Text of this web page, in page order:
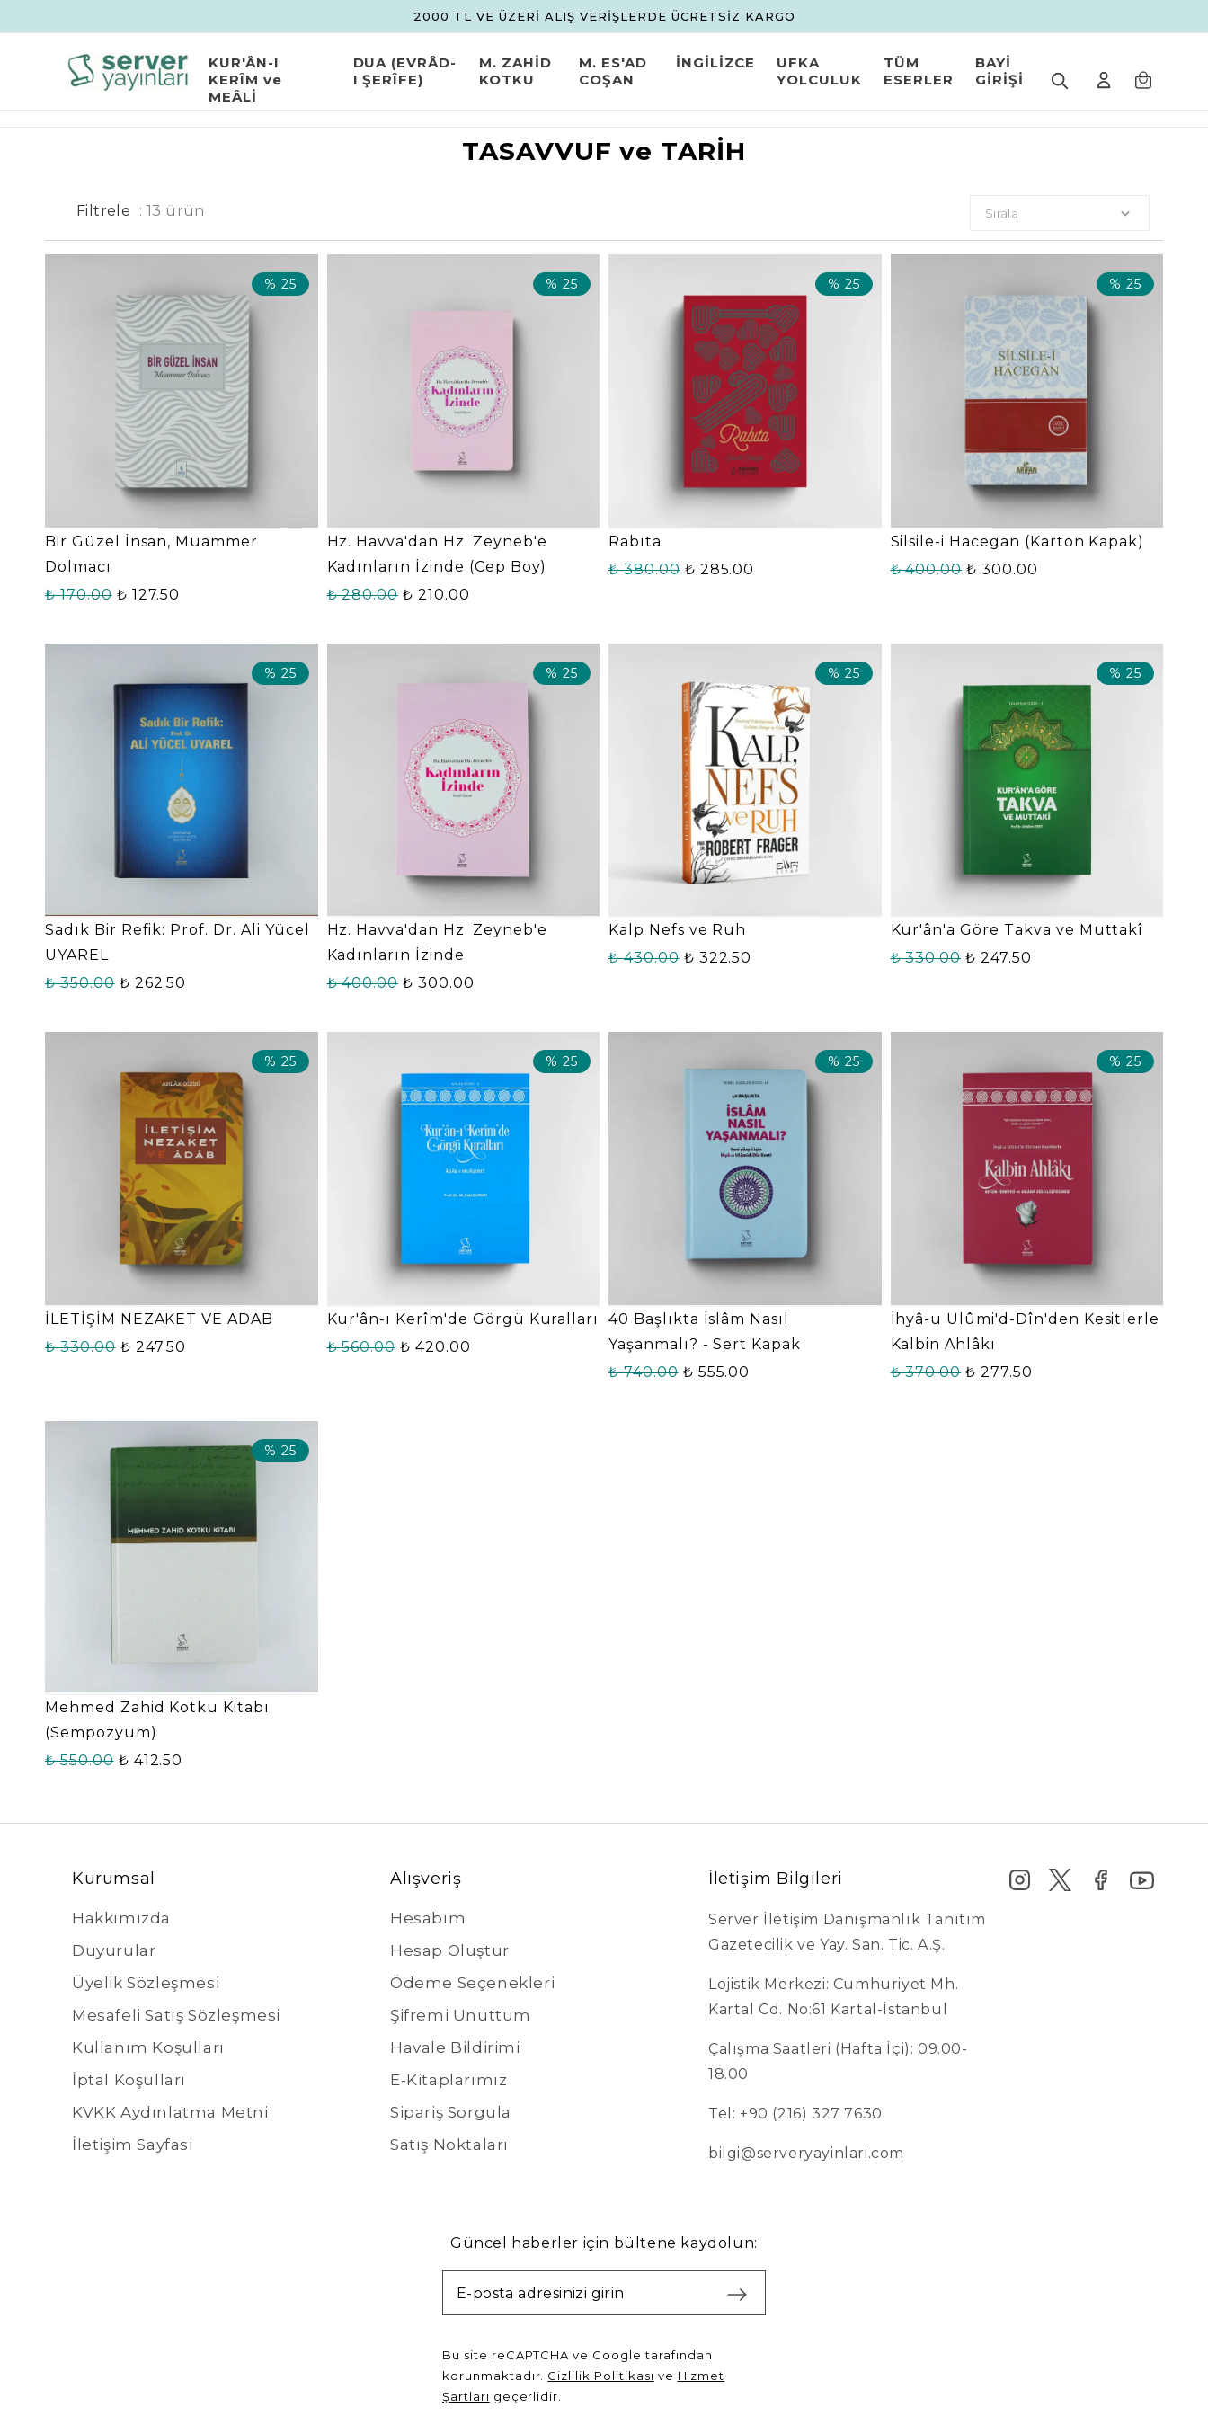
2000 TL VE ÜZERİ ALIŞ VERİŞLERDE ÜCRETSİZ KARGO
KUR'ÂN-I
KERÎM ve
MEÂLİ
DUA (EVRÂD-
I ŞERÎFE)
M. ZAHİD
KOTKU
M. ES'AD
COŞAN
İNGİLİZCE
UFKA
YOLCULUK
TÜM
ESERLER
BAYİ
GİRİŞİ
TASAVVUF ve TARİH
Filtrele :13 ürün Sırala
% 25
Bir Güzel İnsan, Muammer
Dolmacı
₺ 170.00 ₺ 127.50
% 25
Hz. Havva'dan Hz. Zeyneb'e
Kadınların İzinde (Cep Boy)
₺ 280.00 ₺ 210.00
% 25
Rabıta
₺ 380.00 ₺ 285.00
% 25
Silsile-i Hacegan (Karton Kapak)
₺ 400.00 ₺ 300.00
% 25
Sadık Bir Refik: Prof. Dr. Ali Yücel
UYAREL
₺ 350.00 ₺ 262.50
% 25
Hz. Havva'dan Hz. Zeyneb'e
Kadınların İzinde
₺ 400.00 ₺ 300.00
% 25
Kalp Nefs ve Ruh
₺ 430.00 ₺ 322.50
% 25
Kur'ân'a Göre Takva ve Muttakî
₺ 330.00 ₺ 247.50
% 25
İLETİŞİM NEZAKET VE ADAB
₺ 330.00 ₺ 247.50
% 25
Kur'ân-ı Kerîm'de Görgü Kuralları
₺ 560.00 ₺ 420.00
% 25
40 Başlıkta İslâm Nasıl
Yaşanmalı? - Sert Kapak
₺ 740.00 ₺ 555.00
% 25
İhyâ-u Ulûmi'd-Dîn'den Kesitlerle
Kalbin Ahlâkı
₺ 370.00 ₺ 277.50
% 25
Mehmed Zahid Kotku Kitabı
(Sempozyum)
₺ 550.00 ₺ 412.50
Kurumsal
Hakkımızda
Duyurular
Üyelik Sözleşmesi
Mesafeli Satış Sözleşmesi
Kullanım Koşulları
İptal Koşulları
KVKK Aydınlatma Metni
İletişim Sayfası
Alışveriş
Hesabım
Hesap Oluştur
Ödeme Seçenekleri
Şifremi Unuttum
Havale Bildirimi
E-Kitaplarımız
Sipariş Sorgula
Satış Noktaları
İletişim Bilgileri
Server İletişim Danışmanlık Tanıtım
Gazetecilik ve Yay. San. Tic. A.Ş.
Lojistik Merkezi: Cumhuriyet Mh.
Kartal Cd. No:61 Kartal-İstanbul
Çalışma Saatleri (Hafta İçi): 09.00-
18.00
Tel: +90 (216) 327 7630
bilgi@serveryayinlari.com
Güncel haberler için bültene kaydolun:
Bu site reCAPTCHA ve Google tarafından
korunmaktadır. Gizlilik Politikası ve Hizmet
Şartları geçerlidir.